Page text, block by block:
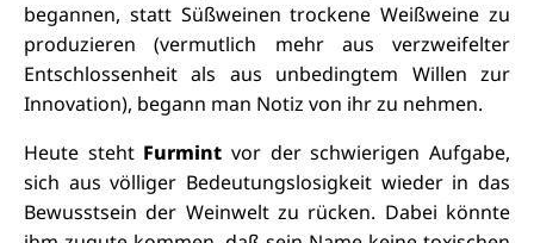
begannen, statt Süßweinen trockene Weißweine zu
produzieren (vermutlich mehr aus verzweifelter
Entschlossenheit als aus unbedingtem Willen zur
Innovation), begann man Notiz von ihr zu nehmen.
Heute steht Furmint vor der schwierigen Aufgabe,
sich aus völliger Bedeutungslosigkeit wieder in das
Bewusstsein der Weinwelt zu rücken. Dabei könnte